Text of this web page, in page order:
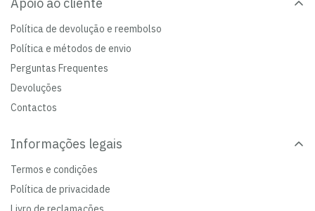
Política de devolução e reembolso
Política e métodos de envio
Perguntas Frequentes
Devoluções
Contactos
Informações legais
Termos e condições
Política de privacidade